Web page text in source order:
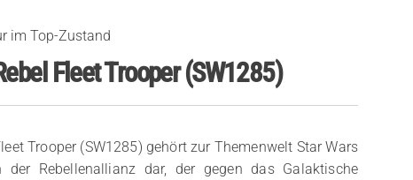
im Top-Zustand
Fleet Trooper (SW1285)
Trooper (SW1285) gehört zur Themenwelt Star Wars
Rebellenallianz dar, der gegen das Galaktische